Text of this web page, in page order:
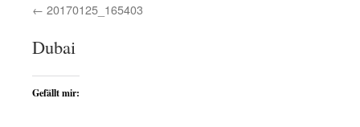
20170125_165403
Dubai
Gefällt mir: